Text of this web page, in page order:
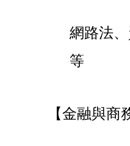
網路法
等
【金融與商